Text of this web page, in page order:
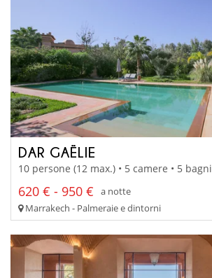
DAR GAËLIE
10 persone (12 max.) • 5 camere • 5 bagni
620 € - 950 €
a notte
Marrakech - Palmeraie e dintorni